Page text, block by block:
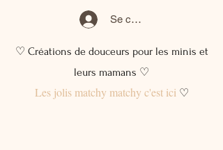
Se connecter
♡ Créations de douceurs pour les minis et
leurs mamans ♡
Les jolis matchy matchy c'est ici♡